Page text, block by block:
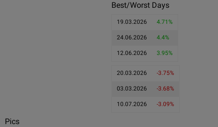
Best/Worst Days
19.03.2026 4.71%
24.06.2026 4.4%
12.06.2026 3.95%
20.03.2026 -3.75%
03.03.2026 -3.68%
10.07.2026 -3.09%
Pics